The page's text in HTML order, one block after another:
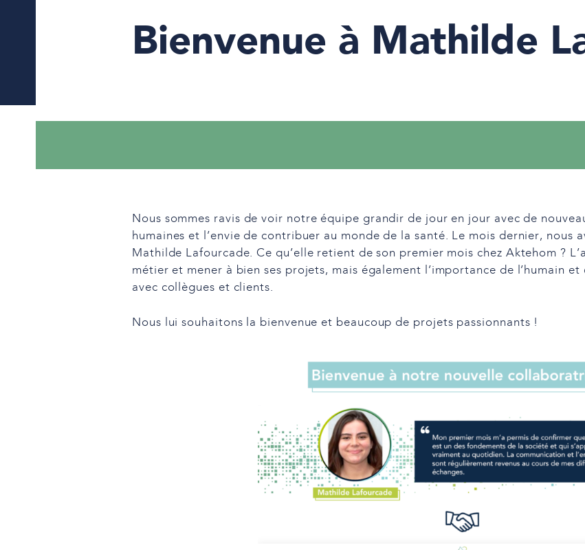
Bienvenue à Mathilde
Nous sommes ravis de voir notre équipe grandir de jour en jour avec de
humaines et l’envie de contribuer au monde de la santé. Le mois dernier, nous
Mathilde Lafourcade. Ce qu’elle retient de son premier mois chez Aktehom ?
métier et mener à bien ses projets, mais également l’importance de l’humain et
avec collègues et clients.
Nous lui souhaitons la bienvenue et beaucoup de projets passionnants !